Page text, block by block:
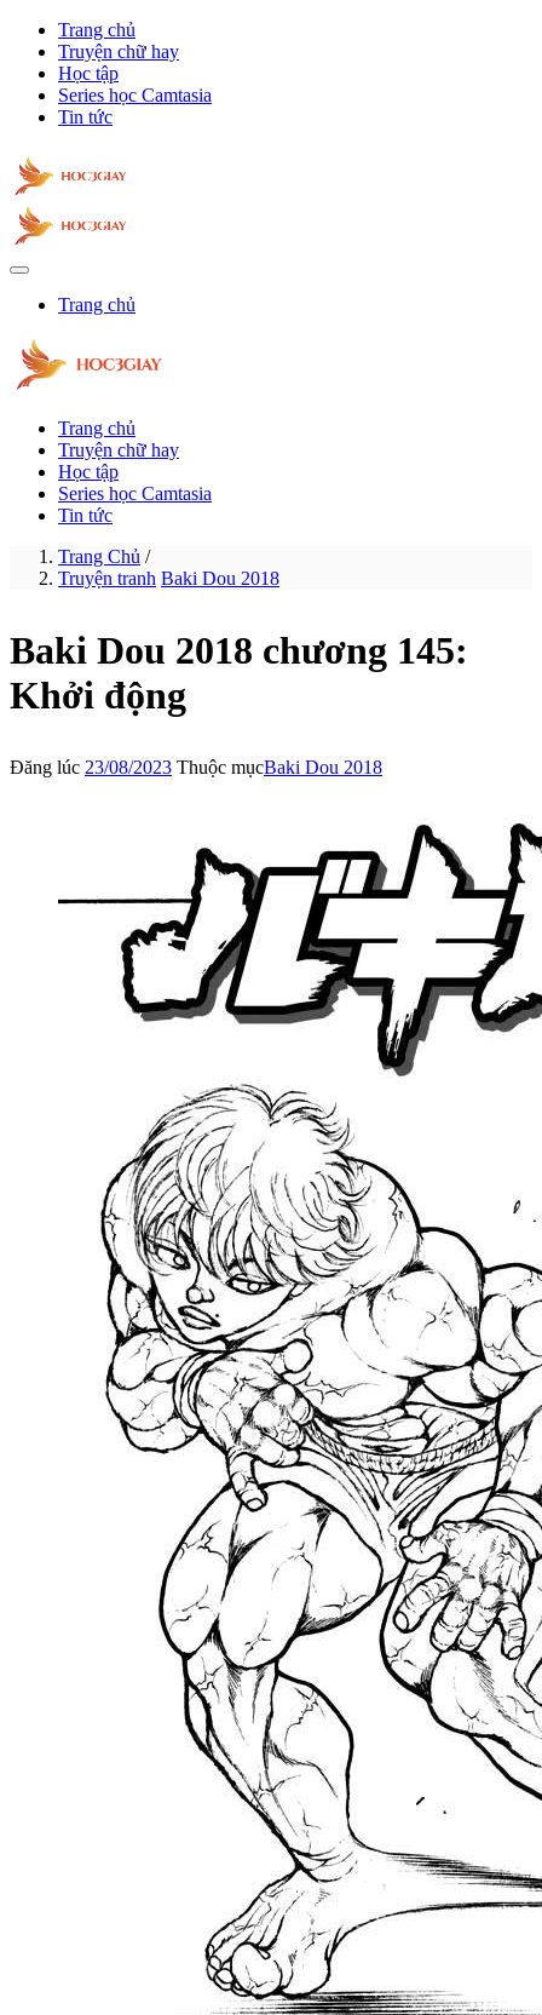
Trang chủ
Truyện chữ hay
Học tập
Series học Camtasia
Tin tức
Trang chủ
Trang chủ
Truyện chữ hay
Học tập
Series học Camtasia
Tin tức
Trang Chủ /
Truyện tranh Baki Dou 2018
Baki Dou 2018 chương 145:
Khởi động
Đăng lúc 23/08/2023 Thuộc mụcBaki Dou 2018